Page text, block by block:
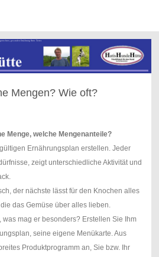
gesunden Ernährung Ihres Tieres
Mengen? Wie oft?
Menge, welche Mengenanteile?
Ernährungsplan erstellen. Jeder
zeigt unterschiedliche Aktivität und
der nächste lässt für den Knochen alles
das Gemüse über alles lieben.
was mag er besonders? Erstellen Sie Ihm
seine eigene Menükarte. Aus
Produktprogramm an, Sie bzw. Ihr